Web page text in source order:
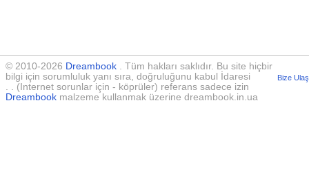
© 2010-2026 Dreambook . Tüm hakları saklıdır. Bu site hiçbir
bilgi için sorumluluk yanı sıra, doğruluğunu kabul İdaresi
. . (Internet sorunlar için - köprüler) referans sadece izin
Dreambook malzeme kullanmak üzerine dreambook.in.ua
Bize